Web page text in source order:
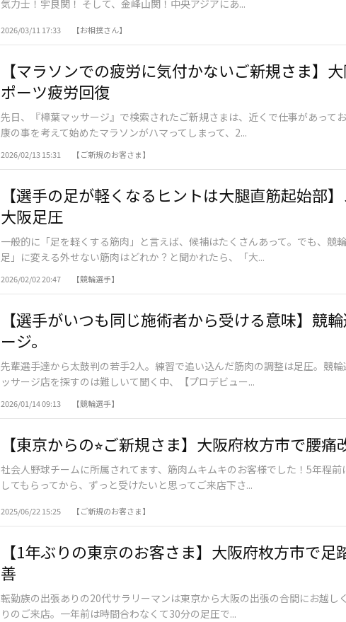
気力士！宇良関！ そして、金峰山関！中央アジアにあ...
2026/03/11 17:33 【お相撲さん】
【マラソンでの疲労に気付かないご新規さま】
ポーツ疲労回復
先日、『樟葉マッサージ』で検索されたご新規さまは、近くで仕事があって
康の事を考えて始めたマラソンがハマってしまって、2...
2026/02/13 15:31 【ご新規のお客さま】
【選手の足が軽くなるヒントは大腿直筋起始部
大阪足圧
一般的に「足を軽くする筋肉」と言えば、候補はたくさんあって。でも、競
足」に変える外せない筋肉はどれか？と聞かれたら、「大...
2026/02/02 20:47 【競輪選手】
【選手がいつも同じ施術者から受ける意味】競
ージ。
先輩選手達から太鼓判の若手2人。練習で追い込んだ筋肉の調整は足圧。競
ッサージ店を探すのは難しいて聞く中、【プロデビュー...
2026/01/14 09:13 【競輪選手】
【東京からの⭐︎ご新規さま】大阪府枚方市で腰痛
社会人野球チームに所属されてます、筋肉ムキムキのお客様でした！5年程前
してもらってから、ずっと受けたいと思ってご来店下さ...
2025/06/22 15:25 【ご新規のお客さま】
【1年ぶりの東京のお客さま】大阪府枚方市で足
善
転勤族の出張ありの20代サラリーマンは東京から大阪の出張の合間にお越し
りのご来店。一年前は時間合わなくて30分の足圧で...